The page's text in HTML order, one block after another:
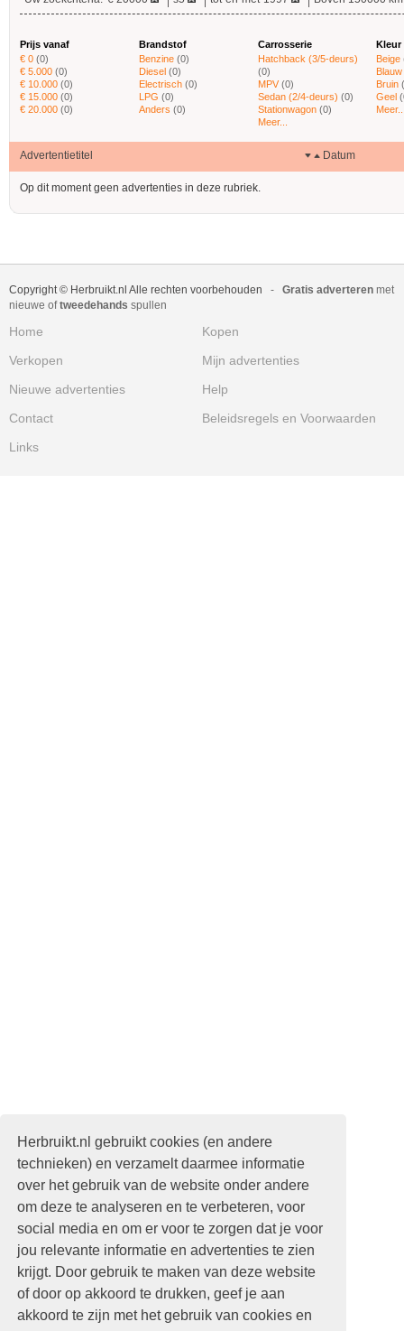
Herbruikt.nl gebruikt cookies (en andere
technieken) en verzamelt daarmee informatie
over het gebruik van de website onder andere
om deze te analyseren en te verbeteren, voor
social media en om er voor te zorgen dat je voor
jou relevante informatie en advertenties te zien
krijgt. Door gebruik te maken van deze website
of door op akkoord te drukken, geef je aan
akkoord te zijn met het gebruik van cookies en
Prijs vanaf
€ 0 (0)
€ 5.000 (0)
€ 10.000 (0)
€ 15.000 (0)
€ 20.000 (0)
Brandstof
Benzine (0)
Diesel (0)
Electrisch (0)
LPG (0)
Anders (0)
Carrosserie
Hatchback (3/5-deurs)
(0)
MPV (0)
Sedan (2/4-deurs) (0)
Stationwagon (0)
Meer...
Kleur
Beige
Blauw
Bruin
Geel
Advertentietitel Datum
Op dit moment geen advertenties in deze rubriek.
Copyright © Herbruikt.nl Alle rechten voorbehouden - Gratis adverteren met
nieuwe oftweedehands spullen
Home
Kopen
Verkopen
Mijn advertenties
Nieuwe advertenties
Help
Contact
Beleidsregels en Voorwaarden
Links